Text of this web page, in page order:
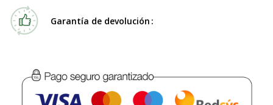
Garantía de devolución